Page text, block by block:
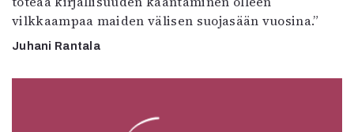
vilkkaampaa maiden välisen suojasään vuosina.”
Juhani Rantala